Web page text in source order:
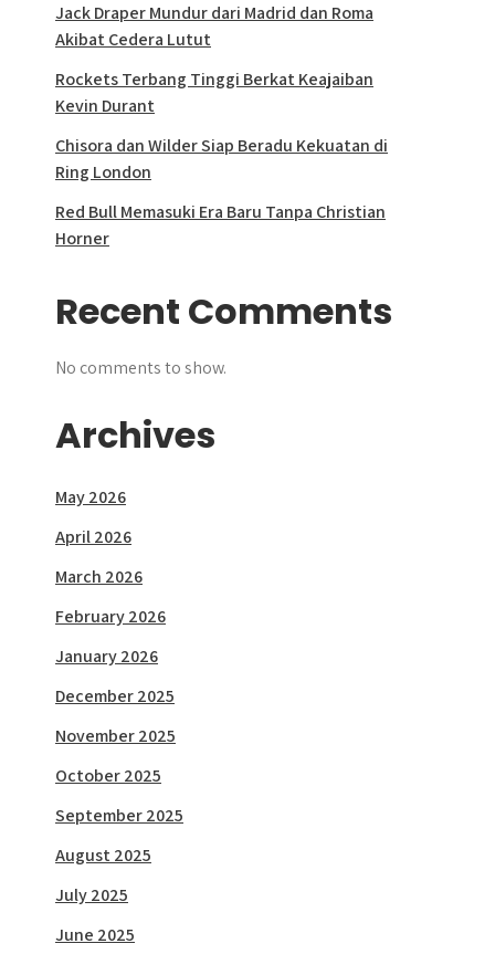
Jack Draper Mundur dari Madrid dan Roma
Akibat Cedera Lutut
Rockets Terbang Tinggi Berkat Keajaiban
Kevin Durant
Chisora dan Wilder Siap Beradu Kekuatan di
Ring London
Red Bull Memasuki Era Baru Tanpa Christian
Horner
Recent Comments
No comments to show.
Archives
May 2026
April 2026
March 2026
February 2026
January 2026
December 2025
November 2025
October 2025
September 2025
August 2025
July 2025
June 2025